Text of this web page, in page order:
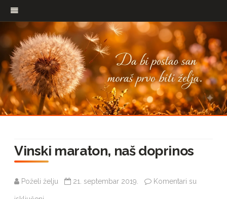
sadržaj
Vinski maraton, naš doprinos
Poželi želju 21. septembar 2019. Komentari su